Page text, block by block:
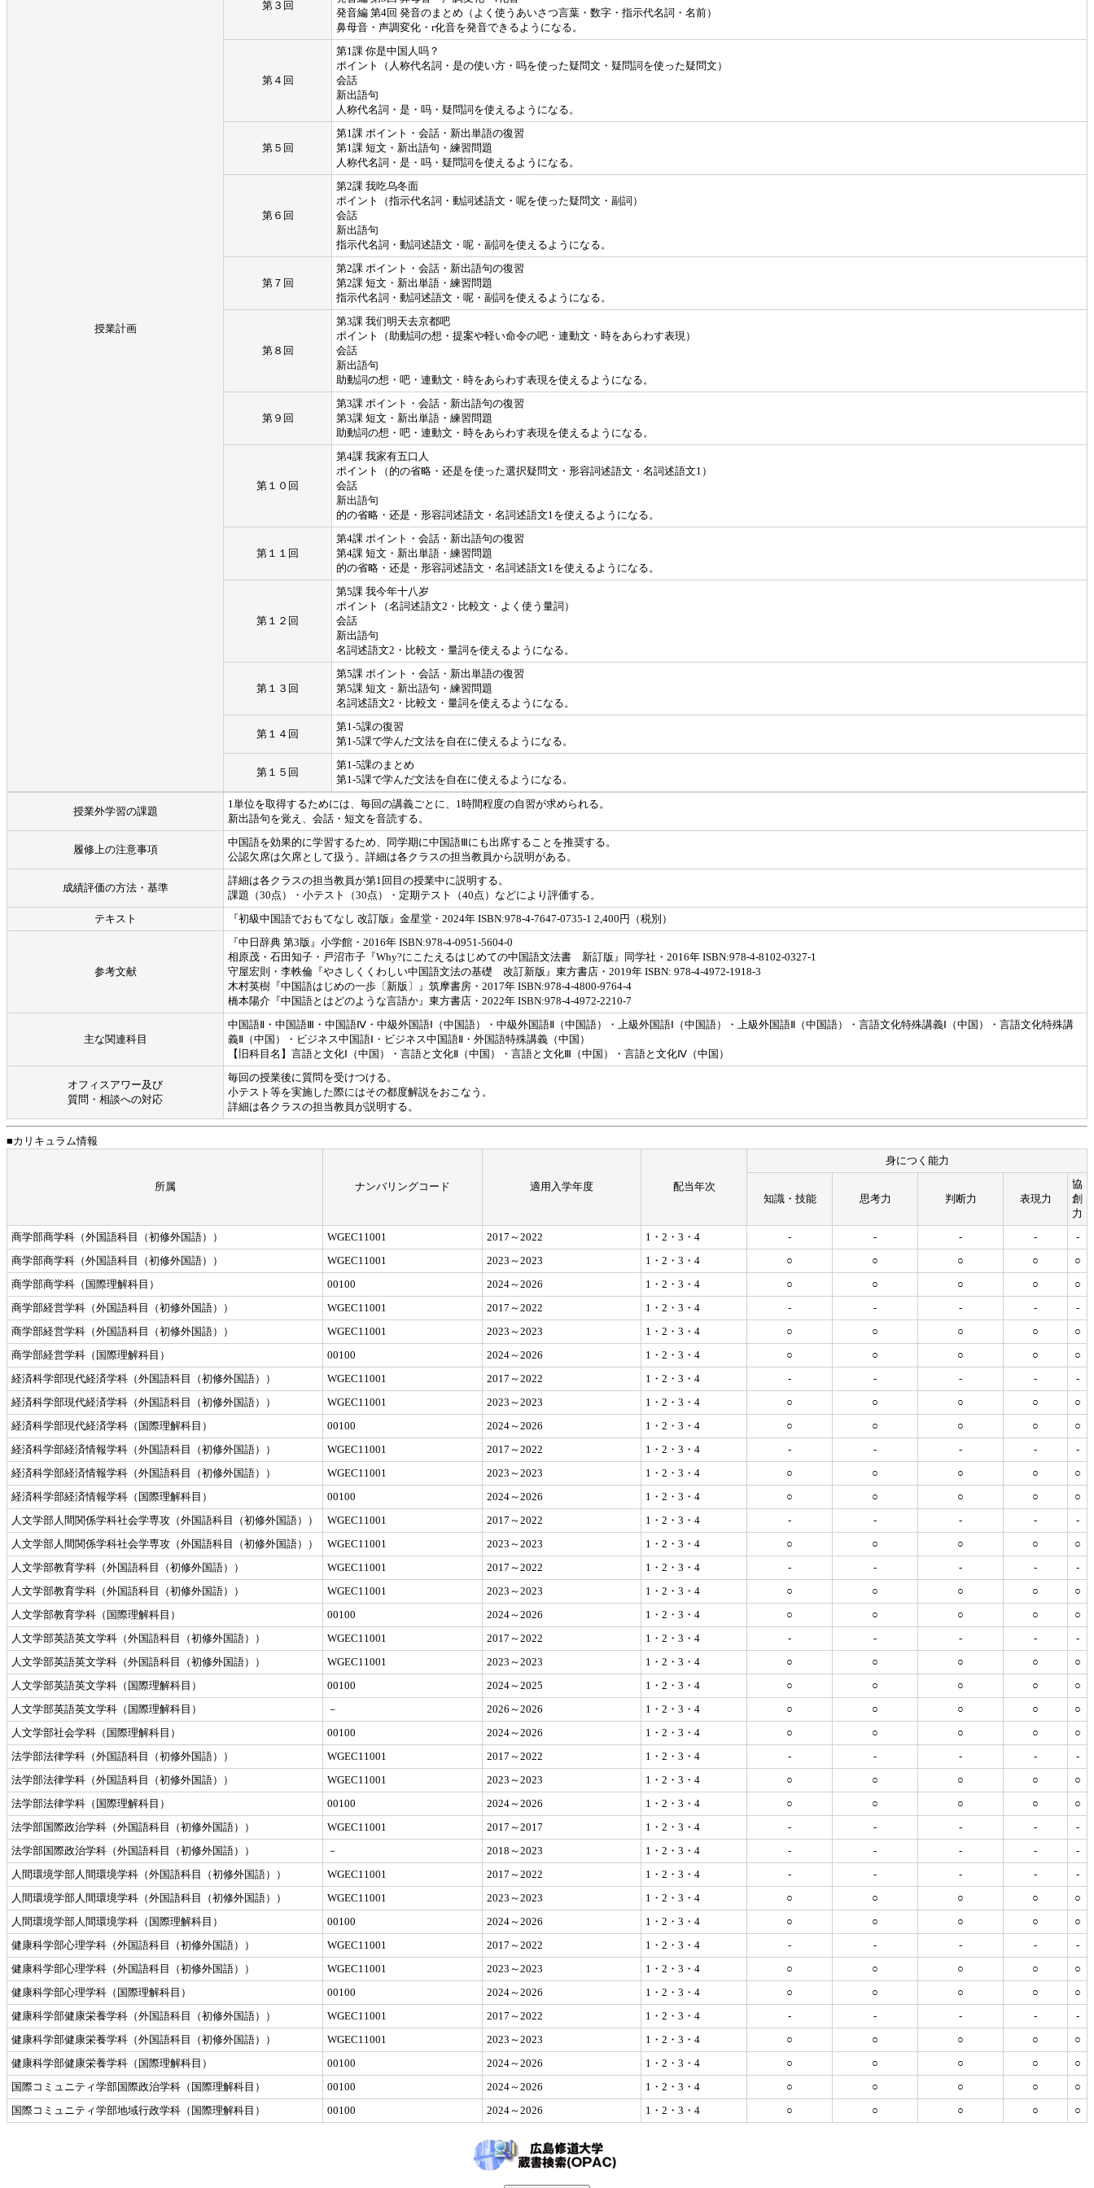
授業計画
第３回
発音編 第4回 発音のまとめ（よく使うあいさつ言葉・数字・指示代名詞・名前）
鼻母音・声調変化・r化音を発音できるようになる。
第４回
第1課 你是中国人吗？
ポイント（人称代名詞・是の使い方・吗を使った疑問文・疑問詞を使った疑問文）
会話
新出語句
人称代名詞・是・吗・疑問詞を使えるようになる。
第５回
第1課 ポイント・会話・新出単語の復習
第1課 短文・新出語句・練習問題
人称代名詞・是・吗・疑問詞を使えるようになる。
第６回
第2課 我吃乌冬面
ポイント（指示代名詞・動詞述語文・呢を使った疑問文・副詞）
会話
新出語句
指示代名詞・動詞述語文・呢・副詞を使えるようになる。
第７回
第2課 ポイント・会話・新出語句の復習
第2課 短文・新出単語・練習問題
指示代名詞・動詞述語文・呢・副詞を使えるようになる。
第８回
第3課 我们明天去京都吧
ポイント（助動詞の想・提案や軽い命令の吧・連動文・時をあらわす表現）
会話
新出語句
助動詞の想・吧・連動文・時をあらわす表現を使えるようになる。
第９回
第3課 ポイント・会話・新出語句の復習
第3課 短文・新出単語・練習問題
助動詞の想・吧・連動文・時をあらわす表現を使えるようになる。
第１０回
第4課 我家有五口人
ポイント（的の省略・还是を使った選択疑問文・形容詞述語文・名詞述語文1）
会話
新出語句
的の省略・还是・形容詞述語文・名詞述語文1を使えるようになる。
第１１回
第4課 ポイント・会話・新出語句の復習
第4課 短文・新出単語・練習問題
的の省略・还是・形容詞述語文・名詞述語文1を使えるようになる。
第１２回
第5課 我今年十八岁
ポイント（名詞述語文2・比較文・よく使う量詞）
会話
新出語句
名詞述語文2・比較文・量詞を使えるようになる。
第１３回
第5課 ポイント・会話・新出単語の復習
第5課 短文・新出語句・練習問題
名詞述語文2・比較文・量詞を使えるようになる。
第１４回
第1-5課の復習
第1-5課で学んだ文法を自在に使えるようになる。
第１５回
第1-5課のまとめ
第1-5課で学んだ文法を自在に使えるようになる。
授業外学習の課題
1単位を取得するためには、毎回の講義ごとに、1時間程度の自習が求められる。
新出語句を覚え、会話・短文を音読する。
履修上の注意事項
中国語を効果的に学習するため、同学期に中国語Ⅲにも出席することを推奨する。
公認欠席は欠席として扱う。詳細は各クラスの担当教員から説明がある。
成績評価の方法・基準
詳細は各クラスの担当教員が第1回目の授業中に説明する。
課題（30点）・小テスト（30点）・定期テスト（40点）などにより評価する。
テキスト
『初級中国語でおもてなし 改訂版』金星堂・2024年 ISBN:978-4-7647-0735-1 2,400円（税別）
参考文献
『中日辞典 第3版』小学館・2016年 ISBN:978-4-0951-5604-0
相原茂・石田知子・戸沼市子『Why?にこたえるはじめての中国語文法書 新訂版』同学社・2016年 ISBN:978-4-8102-0327-1
守屋宏則・李軼倫『やさしくくわしい中国語文法の基礎 改訂新版』東方書店・2019年 ISBN: 978-4-4972-1918-3
木村英樹『中国語はじめの一歩〔新版〕』筑摩書房・2017年 ISBN:978-4-4800-9764-4
橋本陽介『中国語とはどのような言語か』東方書店・2022年 ISBN:978-4-4972-2210-7
主な関連科目
中国語Ⅱ・中国語Ⅲ・中国語Ⅳ・中級外国語Ⅰ（中国語）・中級外国語Ⅱ（中国語）・上級外国語Ⅰ（中国語）・上級外国語Ⅱ（中国語）・言語文化特殊講義Ⅰ（中国）・言語文化特殊講
義Ⅱ（中国）・ビジネス中国語Ⅰ・ビジネス中国語Ⅱ・外国語特殊講義（中国）
【旧科目名】言語と文化Ⅰ（中国）・言語と文化Ⅱ（中国）・言語と文化Ⅲ（中国）・言語と文化Ⅳ（中国）
オフィスアワー及び
質問・相談への対応
毎回の授業後に質問を受けつける。
小テスト等を実施した際にはその都度解説をおこなう。
詳細は各クラスの担当教員が説明する。
■カリキュラム情報
所属 ナンバリングコード 適用入学年度 配当年次
身につく能力
知識・技能 思考力 判断力 表現力
協
創
力
商学部商学科（外国語科目（初修外国語））
WGEC11001 2017～2022 1・2・3・4 - - - -
-
商学部商学科（外国語科目（初修外国語））
WGEC11001 2023～2023 1・2・3・4 ○ ○ ○ ○
○
商学部商学科（国際理解科目）
00100 2024～2026 1・2・3・4 ○ ○ ○ ○
○
商学部経営学科（外国語科目（初修外国語））
WGEC11001 2017～2022 1・2・3・4 - - - -
-
商学部経営学科（外国語科目（初修外国語））
WGEC11001 2023～2023 1・2・3・4 ○ ○ ○ ○
○
商学部経営学科（国際理解科目）
00100 2024～2026 1・2・3・4 ○ ○ ○ ○
○
経済科学部現代経済学科（外国語科目（初修外国語））
WGEC11001 2017～2022 1・2・3・4 - - - -
-
経済科学部現代経済学科（外国語科目（初修外国語））
WGEC11001 2023～2023 1・2・3・4 ○ ○ ○ ○
○
経済科学部現代経済学科（国際理解科目）
00100 2024～2026 1・2・3・4 ○ ○ ○ ○
○
経済科学部経済情報学科（外国語科目（初修外国語））
WGEC11001 2017～2022 1・2・3・4 - - - -
-
経済科学部経済情報学科（外国語科目（初修外国語））
WGEC11001 2023～2023 1・2・3・4 ○ ○ ○ ○
○
経済科学部経済情報学科（国際理解科目）
00100 2024～2026 1・2・3・4 ○ ○ ○ ○
○
人文学部人間関係学科社会学専攻（外国語科目（初修外国語））
WGEC11001 2017～2022 1・2・3・4 - - - -
-
人文学部人間関係学科社会学専攻（外国語科目（初修外国語））
WGEC11001 2023～2023 1・2・3・4 ○ ○ ○ ○
○
人文学部教育学科（外国語科目（初修外国語））
WGEC11001 2017～2022 1・2・3・4 - - - -
-
人文学部教育学科（外国語科目（初修外国語））
WGEC11001 2023～2023 1・2・3・4 ○ ○ ○ ○
○
人文学部教育学科（国際理解科目）
00100 2024～2026 1・2・3・4 ○ ○ ○ ○
○
人文学部英語英文学科（外国語科目（初修外国語））
WGEC11001 2017～2022 1・2・3・4 - - - -
-
人文学部英語英文学科（外国語科目（初修外国語））
WGEC11001 2023～2023 1・2・3・4 ○ ○ ○ ○
○
人文学部英語英文学科（国際理解科目）
00100 2024～2025 1・2・3・4 ○ ○ ○ ○
○
人文学部英語英文学科（国際理解科目）
－ 2026～2026 1・2・3・4 ○ ○ ○ ○
○
人文学部社会学科（国際理解科目）
00100 2024～2026 1・2・3・4 ○ ○ ○ ○
○
法学部法律学科（外国語科目（初修外国語））
WGEC11001 2017～2022 1・2・3・4 - - - -
-
法学部法律学科（外国語科目（初修外国語））
WGEC11001 2023～2023 1・2・3・4 ○ ○ ○ ○
○
法学部法律学科（国際理解科目）
00100 2024～2026 1・2・3・4 ○ ○ ○ ○
○
法学部国際政治学科（外国語科目（初修外国語））
WGEC11001 2017～2017 1・2・3・4 - - - -
-
法学部国際政治学科（外国語科目（初修外国語））
－ 2018～2023 1・2・3・4 - - - -
-
人間環境学部人間環境学科（外国語科目（初修外国語））
WGEC11001 2017～2022 1・2・3・4 - - - -
-
人間環境学部人間環境学科（外国語科目（初修外国語））
WGEC11001 2023～2023 1・2・3・4 ○ ○ ○ ○
○
人間環境学部人間環境学科（国際理解科目）
00100 2024～2026 1・2・3・4 ○ ○ ○ ○
○
健康科学部心理学科（外国語科目（初修外国語））
WGEC11001 2017～2022 1・2・3・4 - - - -
-
健康科学部心理学科（外国語科目（初修外国語））
WGEC11001 2023～2023 1・2・3・4 ○ ○ ○ ○
○
健康科学部心理学科（国際理解科目）
00100 2024～2026 1・2・3・4 ○ ○ ○ ○
○
健康科学部健康栄養学科（外国語科目（初修外国語））
WGEC11001 2017～2022 1・2・3・4 - - - -
-
健康科学部健康栄養学科（外国語科目（初修外国語））
WGEC11001 2023～2023 1・2・3・4 ○ ○ ○ ○
○
健康科学部健康栄養学科（国際理解科目）
00100 2024～2026 1・2・3・4 ○ ○ ○ ○
○
国際コミュニティ学部国際政治学科（国際理解科目）
00100 2024～2026 1・2・3・4 ○ ○ ○ ○
○
国際コミュニティ学部地域行政学科（国際理解科目）
00100 2024～2026 1・2・3・4 ○ ○ ○ ○ ○